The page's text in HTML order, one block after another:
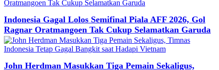
Indonesia Gagal Lolos Semifinal Piala AFF 2026, Gol
Ragnar Oratmangoen Tak Cukup Selamatkan Garuda
John Herdman Masukkan Tiga Pemain Sekaligus,